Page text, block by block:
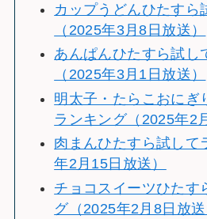
カップうどんひたすら
（2025年3月8日放送）
あんぱんひたすら試し
（2025年3月1日放送）
明太子・たらこおにぎ
ランキング（2025年2
肉まんひたすら試して
年2月15日放送）
チョコスイーツひたす
グ（2025年2月8日放送